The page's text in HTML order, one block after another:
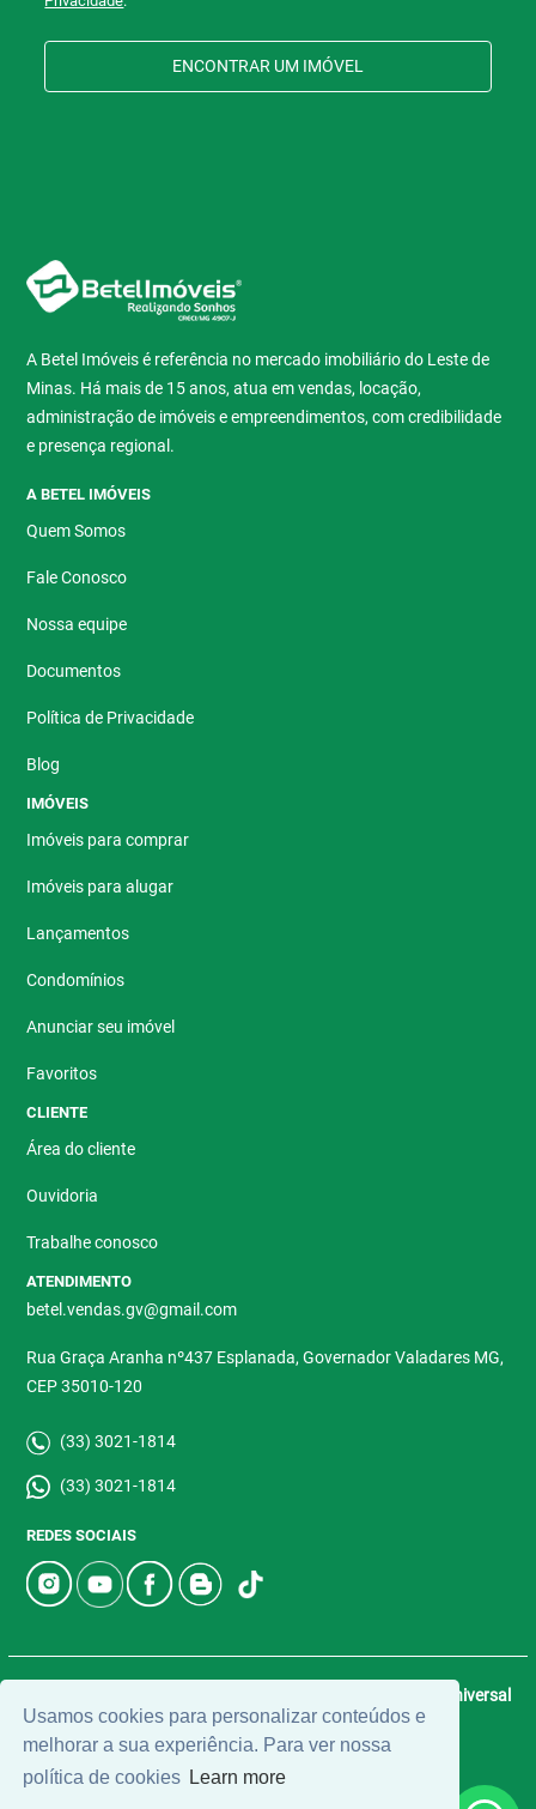
Usamos cookies para personalizar conteúdos e
melhorar a sua experiência. Para ver nossa
política de cookies Learn more
ENCONTRAR UM IMÓVEL
A Betel Imóveis é referência no mercado imobiliário do Leste de
Minas. Há mais de 15 anos, atua em vendas, locação,
administração de imóveis e empreendimentos, com credibilidade
e presença regional.
A BETEL IMÓVEIS
Quem Somos
Fale Conosco
Nossa equipe
Documentos
Política de Privacidade
Blog
IMÓVEIS
Imóveis para comprar
Imóveis para alugar
Lançamentos
Condomínios
Anunciar seu imóvel
Favoritos
CLIENTE
Área do cliente
Ouvidoria
Trabalhe conosco
ATENDIMENTO
betel.vendas.gv@gmail.com
Rua Graça Aranha nº437 Esplanada, Governador Valadares MG,
CEP 35010-120
(33) 3021-1814
(33) 3021-1814
REDES SOCIAIS
Universal
Software.